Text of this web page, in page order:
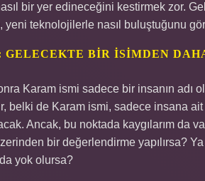
bir yer edineceğini kestirmek zor.
yeni teknolojilerle nasıl buluştuğunu
GELECEKTE BIR İSIMDEN
Karam ismi sadece bir insanın
belki de Karam ismi, sadece insana
Ancak, bu noktada kaygılarım da
bir değerlendirme yapılırsa?
yok olursa?